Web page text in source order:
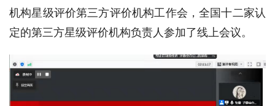
机构星级评价第三方评价机构工作会，全国十二家认
定的第三方星级评价机构负责人参加了线上会议。